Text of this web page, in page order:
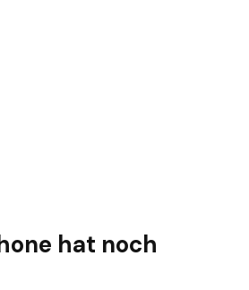
hat noch